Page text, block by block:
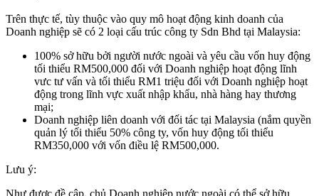
Trên thực tế, tùy thuộc vào quy mô hoạt động kinh doanh của
Doanh nghiệp sẽ có 2 loại cấu trúc công ty Sdn Bhd tại Malaysia:
100% sở hữu bởi người nước ngoài và yêu cầu vốn huy động
tối thiểu RM500,000 đối với Doanh nghiệp hoạt động lĩnh
vưc tư vấn và tối thiểu RM1 triệu đối với Doanh nghiệp hoạt
động trong lĩnh vực xuất nhập khẩu, nhà hàng hay thương
mại;
Doanh nghiệp liên doanh với đối tác tại Malaysia (nắm quyền
quản lý tối thiểu 50% công ty, vốn huy động tối thiểu
RM350,000 với vốn điều lệ RM500,000.
Lưu ý: